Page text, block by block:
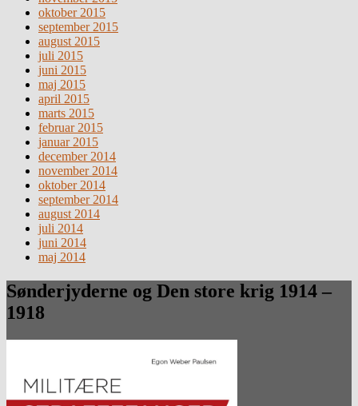
oktober 2015
september 2015
august 2015
juli 2015
juni 2015
maj 2015
april 2015
marts 2015
februar 2015
januar 2015
december 2014
november 2014
oktober 2014
september 2014
august 2014
juli 2014
juni 2014
maj 2014
Sønderjyderne og Den store krig 1914 –
1918